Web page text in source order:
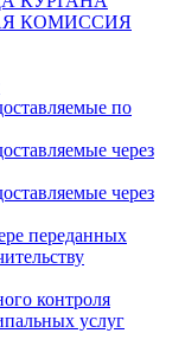
КОМИССИЯ
по
через
через
переданных
контроля
услуг